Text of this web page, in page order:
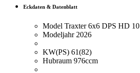
Eckdaten & Datenblatt
Model Traxter 6x6 DPS HD 10
Modeljahr2026
KW(PS) 61(82)
Hubraum 976ccm